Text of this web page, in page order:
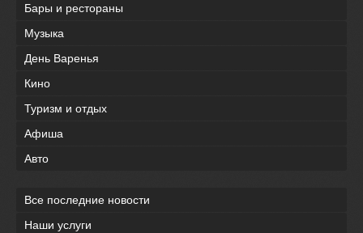
Бары и рестораны
Музыка
День Варенья
Кино
Туризм и отдых
Афиша
Авто
Все последние новости
Наши услуги